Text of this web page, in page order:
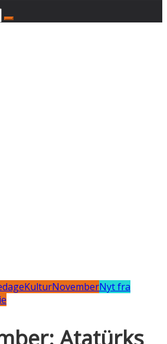
KulturNovemberNyt fra